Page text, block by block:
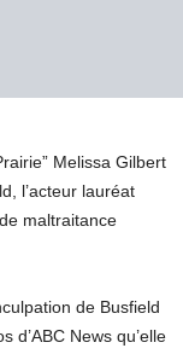
Melissa Gilbert
l’acteur lauréat
maltraitance
de Busfield
d’ABC News qu’elle